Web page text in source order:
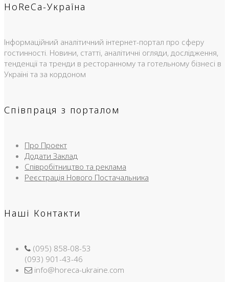
HoReCa-Україна
Інформаційний аналітичний інтернет-портал про сферу
гостинності. Новини, статті, аналітичні огляди, дослідження,
тенденції та тренди в ресторанному та готельному бізнесі в
Україні та за кордоном
Співпраця з порталом
Про Проект
Додати Заклад
Співробітництво та реклама
Реєстрація Нового Постачальника
Наші Контакти
(095) 858-08-53
(093) 901-43-46
info@horeca-ukraine.com